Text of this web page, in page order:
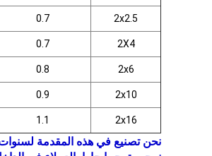
2x2.5
0.7
2X4
0.7
2x6
0.8
2x10
0.9
2x16
1.1
نحن تصنيع في هذه المقدمة لسنوات